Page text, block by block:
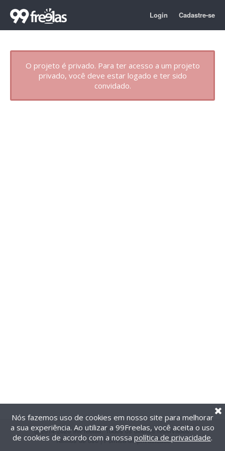
Login Cadastre-se
O projeto é privado. Para ter acesso a um projeto
privado, você deve estar logado e ter sido
convidado.
@2014-2026 99Freelas. Todos os direitos reservados.
Termos de uso| Política de privacidade
Nós fazemos uso de cookies em nosso site para melhorar
a sua experiência. Ao utilizar a 99Freelas, você aceita o uso
de cookies de acordo com a nossa política de privacidade.